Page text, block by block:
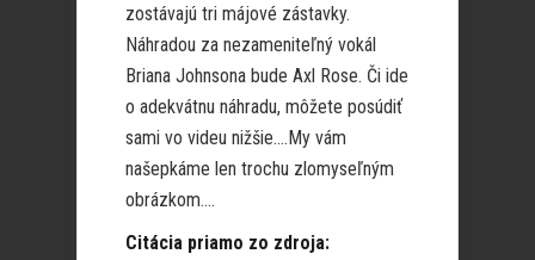
zostávajú tri májové zástavky.
Náhradou za nezameniteľný vokál
Briana Johnsona bude Axl Rose. Či ide
o adekvátnu náhradu, môžete posúdiť
sami vo videu nižšie….My vám
našepkáme len trochu zlomyseľným
obrázkom….
Citácia priamo zo zdroja: